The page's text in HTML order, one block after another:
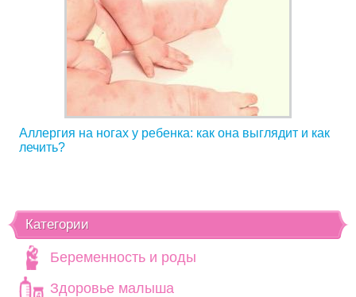
Аллергия на ногах у ребенка: как она выглядит и как
лечить?
Категории
Беременность и роды
Здоровье малыша